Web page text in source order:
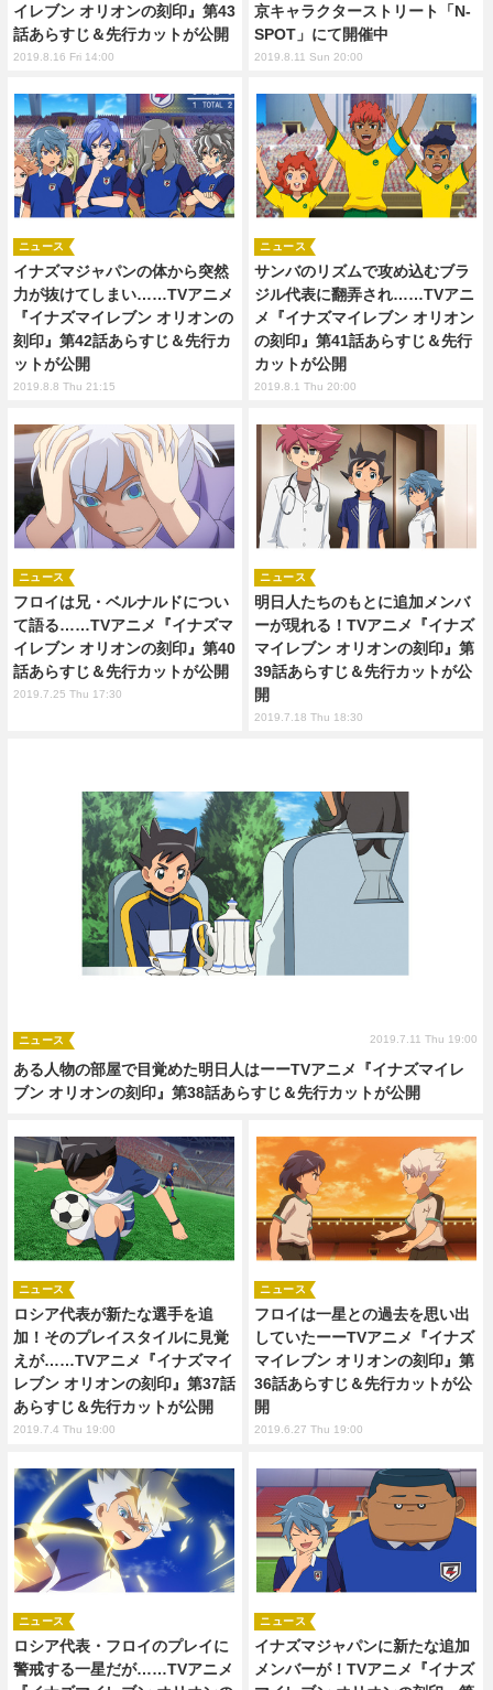
イレブン オリオンの刻印』第43
話あらすじ＆先行カットが公開
2019.8.16 Fri 14:00
京キャラクターストリート「N-
SPOT」にて開催中
2019.8.11 Sun 20:00
イナズマジャパンの体から突然
力が抜けてしまい……TVアニメ
『イナズマイレブン オリオンの
刻印』第42話あらすじ＆先行カ
ットが公開
ニュース
2019.8.8 Thu 21:15
サンバのリズムで攻め込むブラ
ジル代表に翻弄され……TVアニ
メ『イナズマイレブン オリオン
の刻印』第41話あらすじ＆先行
カットが公開
ニュース
2019.8.1 Thu 20:00
フロイは兄・ベルナルドについ
て語る……TVアニメ『イナズマ
イレブン オリオンの刻印』第40
話あらすじ＆先行カットが公開
ニュース
2019.7.25 Thu 17:30
明日人たちのもとに追加メンバ
ーが現れる！TVアニメ『イナズ
マイレブン オリオンの刻印』第
39話あらすじ＆先行カットが公
開
ニュース
2019.7.18 Thu 18:30
ある人物の部屋で目覚めた明日人はーーTVアニメ『イナズマイレ
ブン オリオンの刻印』第38話あらすじ＆先行カットが公開
ニュース 2019.7.11 Thu 19:00
ロシア代表が新たな選手を追
加！そのプレイスタイルに見覚
えが……TVアニメ『イナズマイ
レブン オリオンの刻印』第37話
あらすじ＆先行カットが公開
ニュース
2019.7.4 Thu 19:00
フロイは一星との過去を思い出
していたーーTVアニメ『イナズ
マイレブン オリオンの刻印』第
36話あらすじ＆先行カットが公
開
ニュース
2019.6.27 Thu 19:00
ロシア代表・フロイのプレイに
警戒する一星だが……TVアニメ
ニュース
イナズマジャパンに新たな追加
メンバーが！TVアニメ『イナズ
ニュース